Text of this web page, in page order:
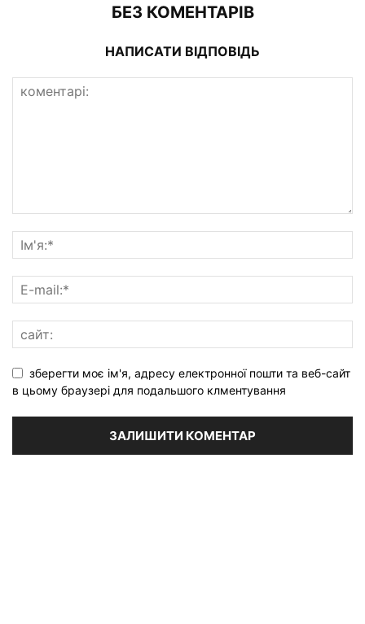
БЕЗ КОМЕНТАРІВ
НАПИСАТИ ВІДПОВІДЬ
зберегти моє ім'я, адресу електронної пошти та веб-сайт
в цьому браузері для подальшого клментування